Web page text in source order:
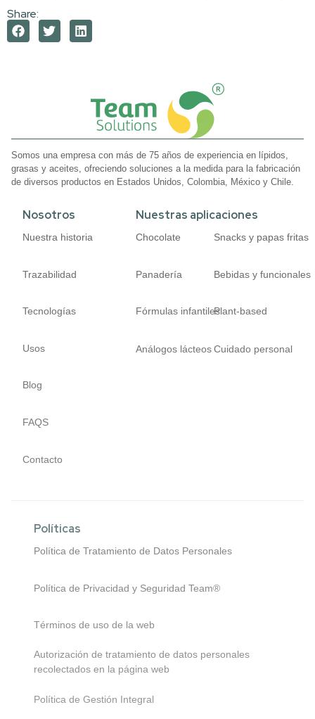
Share:
Somos una empresa con más de 75 años de experiencia en lípidos,
grasas y aceites, ofreciendo soluciones a la medida para la fabricación
de diversos productos en Estados Unidos, Colombia, México y Chile.
Nosotros
Nuestra historia
Trazabilidad
Tecnologías
Usos
Blog
FAQS
Contacto
Nuestras aplicaciones
Chocolate
Panadería
Fórmulas infantiles
Análogos lácteos
Snacks y papas fritas
Bebidas y funcionales
Plant-based
Cuidado personal
Políticas
Política de Tratamiento de Datos Personales
Política de Privacidad y Seguridad Team®
Términos de uso de la web
Autorización de tratamiento de datos personales
recolectados en la página web
Política de Gestión Integral